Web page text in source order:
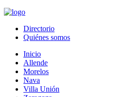
Directorio
Quiénes somos
Inicio
Allende
Morelos
Nava
Villa Unión